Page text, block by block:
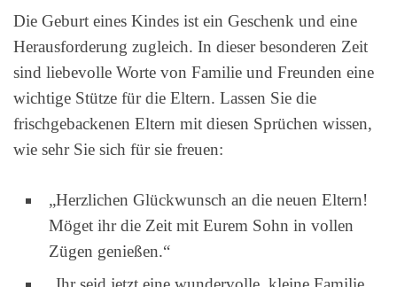
Die Geburt eines Kindes ist ein Geschenk und eine
Herausforderung zugleich. In dieser besonderen Zeit
sind liebevolle Worte von Familie und Freunden eine
wichtige Stütze für die Eltern. Lassen Sie die
frischgebackenen Eltern mit diesen Sprüchen wissen,
wie sehr Sie sich für sie freuen:
„Herzlichen Glückwunsch an die neuen Eltern!
Möget ihr die Zeit mit Eurem Sohn in vollen
Zügen genießen.“